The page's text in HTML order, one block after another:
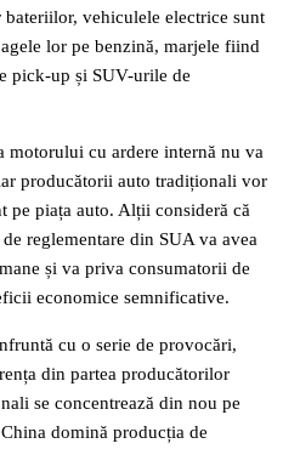
vehiculele electrice sunt
lor pe benzină, marjele fiind
pick-up și SUV-urile de
motorului cu ardere internă nu va
producătorii auto tradiționali vor
pe piața auto. Alții consideră că
reglementare din SUA va avea
și va priva consumatorii de
economice semnificative.
cu o serie de provocări,
din partea producătorilor
se concentrează din nou pe
domină producția de